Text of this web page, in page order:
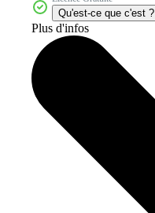
Qu'est-ce que c'est ?
Plus d'infos